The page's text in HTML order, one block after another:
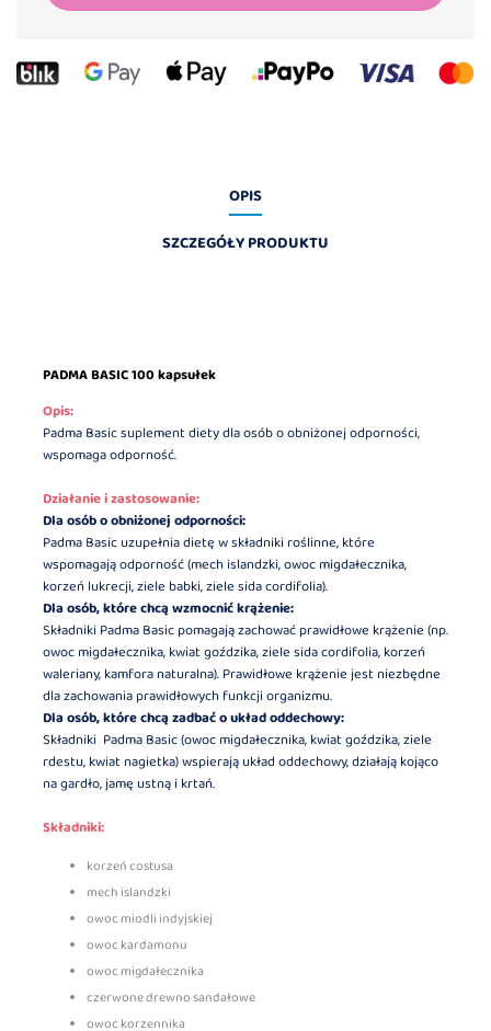
OPIS
SZCZEGÓŁY PRODUKTU
PADMA BASIC 100 kapsułek
Opis:
Padma Basic suplement diety dla osób o obniżonej odporności,
wspomaga odporność.
Działanie i zastosowanie:
Dla osób o obniżonej odporności:
Padma Basic uzupełnia dietę w składniki roślinne, które
wspomagają odporność (mech islandzki, owoc migdałecznika,
korzeń lukrecji, ziele babki, ziele sida cordifolia).
Dla osób, które chcą wzmocnić krążenie:
Składniki Padma Basic pomagają zachować prawidłowe krążenie (np.
owoc migdałecznika, kwiat goździka, ziele sida cordifolia, korzeń
waleriany, kamfora naturalna). Prawidłowe krążenie jest niezbędne
dla zachowania prawidłowych funkcji organizmu.
Dla osób, które chcą zadbać o układ oddechowy:
Składniki Padma Basic (owoc migdałecznika, kwiat goździka, ziele
rdestu, kwiat nagietka) wspierają układ oddechowy, działają kojąco
na gardło, jamę ustną i krtań.
Składniki:
korzeń costusa
mech islandzki
owoc miodli indyjskiej
owoc kardamonu
owoc migdałecznika
czerwone drewno sandałowe
owoc korzennika